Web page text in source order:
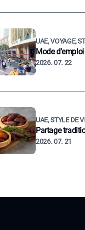
UAE, VOYAGE,
Mode
2026. 07. 22
UAE, STYLE DE
Partage
2026. 07. 21